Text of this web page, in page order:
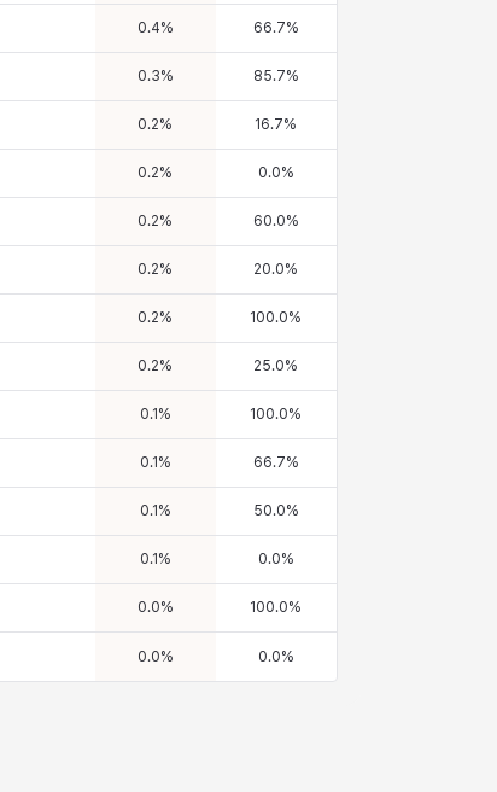
0.4% 66.7%
0.3% 85.7%
0.2% 16.7%
0.2% 0.0%
0.2% 60.0%
0.2% 20.0%
0.2% 100.0%
0.2% 25.0%
0.1 % 100.0%
0.1 % 66.7%
0.1 % 50.0%
0.1 % 0.0%
0.0% 100.0%
0.0% 0.0%